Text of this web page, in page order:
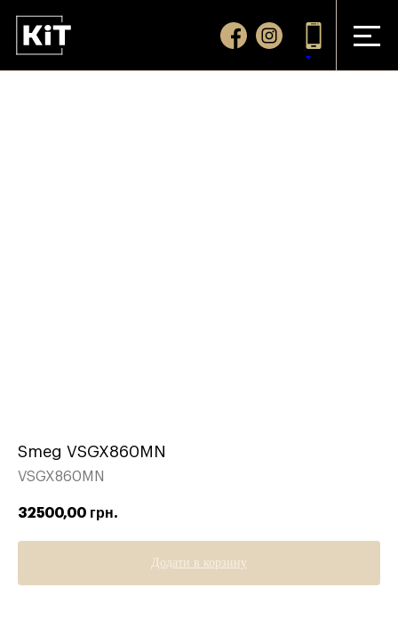
Smeg VSGX860MN
VSGX860MN
32500,00 грн.
Додати в корзину